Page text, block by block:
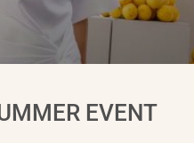
EVENT